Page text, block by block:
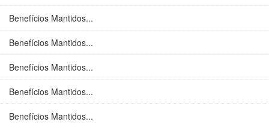
Benefícios Mantidos...
Benefícios Mantidos...
Benefícios Mantidos...
Benefícios Mantidos...
Benefícios Mantidos...